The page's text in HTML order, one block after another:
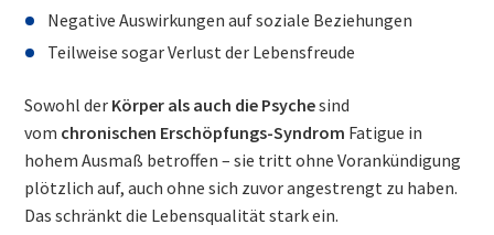
Negative Auswirkungen auf soziale Beziehungen
Teilweise sogar Verlust der Lebensfreude
Sowohl der Körper als auch die Psychesind
vom chronischen Erschöpfungs-Syndrom Fatigue in
hohem Ausmaß betroffen – sie tritt ohne Vorankündigung
plötzlich auf, auch ohne sich zuvor angestrengt zu haben.
Das schränkt die Lebensqualität stark ein.